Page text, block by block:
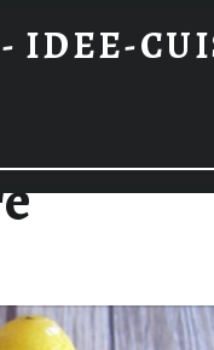
IDEE-